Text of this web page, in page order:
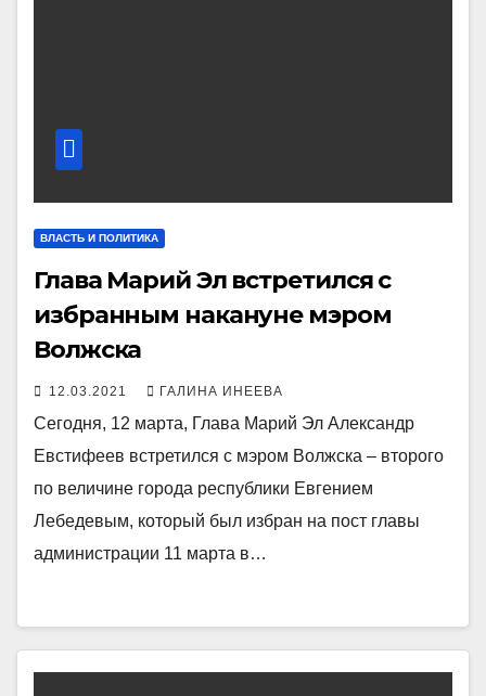
ВЛАСТЬ И ПОЛИТИКА
Глава Марий Эл встретился с
избранным накануне мэром
Волжска
12.03.2021 ГАЛИНА ИНЕЕВА
Сегодня, 12 марта, Глава Марий Эл Александр
Евстифеев встретился с мэром Волжска – второго
по величине города республики Евгением
Лебедевым, который был избран на пост главы
администрации 11 марта в…